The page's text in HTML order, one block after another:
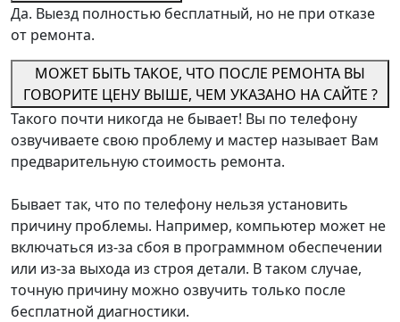
Да. Выезд полностью бесплатный, но не при отказе
от ремонта.
МОЖЕТ БЫТЬ ТАКОЕ, ЧТО ПОСЛЕ РЕМОНТА ВЫ
ГОВОРИТЕ ЦЕНУ ВЫШЕ, ЧЕМ УКАЗАНО НА САЙТЕ ?
Такого почти никогда не бывает! Вы по телефону
озвучиваете свою проблему и мастер называет Вам
предварительную стоимость ремонта.
Бывает так, что по телефону нельзя установить
причину проблемы. Например, компьютер может не
включаться из-за сбоя в программном обеспечении
или из-за выхода из строя детали. В таком случае,
точную причину можно озвучить только после
бесплатной диагностики.